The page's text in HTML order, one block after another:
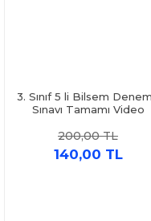
3. Sınıf 5 li Bilsem
Sınavı Tamamı Video
200,00 TL
140,00 TL